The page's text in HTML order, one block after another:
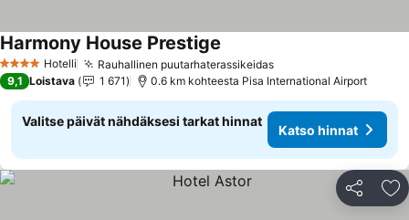
4 Tähtiluokitus
Hotelli Rauhallinen puutarhaterassikeidasKatso hinnat
Harmony House Prestige
9,1 Loistava 1 671 0.6 km kohteesta Pisa International Airport
Valitse päivät nähdäksesi tarkat hinnat
Katso hinnat
Jaa